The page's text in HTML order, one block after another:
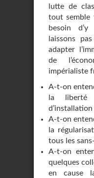
lutte de
tout semble
besoin
laissons
adapter
de
impérialiste
A-t-on
la liberté
d’installation
A-t-on
la
tous les
A-t-on
quelques
en cause